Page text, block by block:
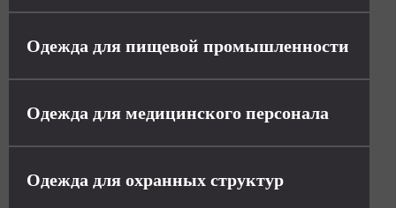
Одежда для пищевой промышленности
Одежда для медицинского персонала
Одежда для охранных структур